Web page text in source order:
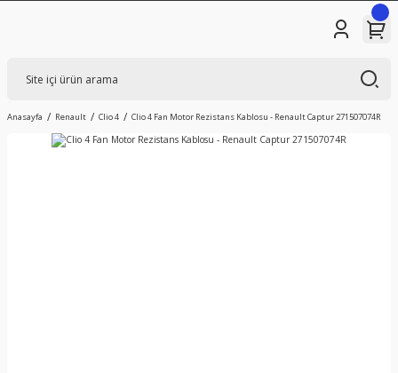
Anasayfa Renault Clio 4 Clio 4 Fan Motor Rezistans Kablosu - Renault Captur 271507074R